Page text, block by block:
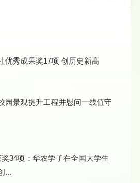
华农获广东省哲社优秀成果奖17项 创历史新高
园景观提升工程并慰问一线值守
34项：华农学子在全国大学生
...